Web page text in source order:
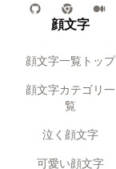
顔文字
顔文字一覧トップ
顔文字カテゴリ一
覧
泣く顔文字
可愛い顔文字